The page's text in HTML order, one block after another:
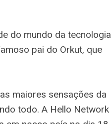
do mundo da tecnologia
pai do Orkut, que
maiores sensações da
todo. A Hello Network